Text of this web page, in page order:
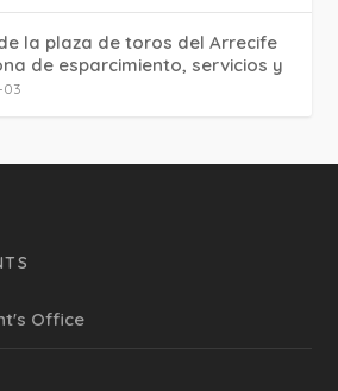
la plaza de toros del Arrecife
de esparcimiento, servicios y
03
Office